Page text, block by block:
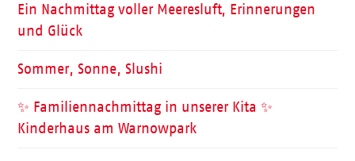
Ein Nachmittag voller Meeresluft, Erinnerungen
und Glück
Sommer, Sonne, Slushi
✨ Familiennachmittag in unserer Kita ✨
Kinderhaus am Warnowpark